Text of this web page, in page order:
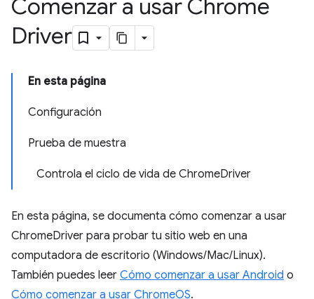
Comenzar a usar Chrome
Driver
En esta página
Configuración
Prueba de muestra
Controla el ciclo de vida de ChromeDriver
En esta página, se documenta cómo comenzar a usar
ChromeDriver para probar tu sitio web en una
computadora de escritorio (Windows/Mac/Linux).
También puedes leer Cómo comenzar a usar Android o
Cómo comenzar a usar ChromeOS.